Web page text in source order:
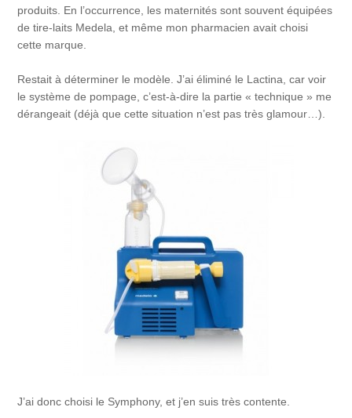
produits. En l’occurrence, les maternités sont souvent équipées
de tire-laits Medela, et même mon pharmacien avait choisi
cette marque.
Restait à déterminer le modèle. J’ai éliminé le Lactina, car voir
le système de pompage, c’est-à-dire la partie « technique » me
dérangeait (déjà que cette situation n’est pas très glamour…).
J’ai donc choisi le Symphony, et j’en suis très contente.